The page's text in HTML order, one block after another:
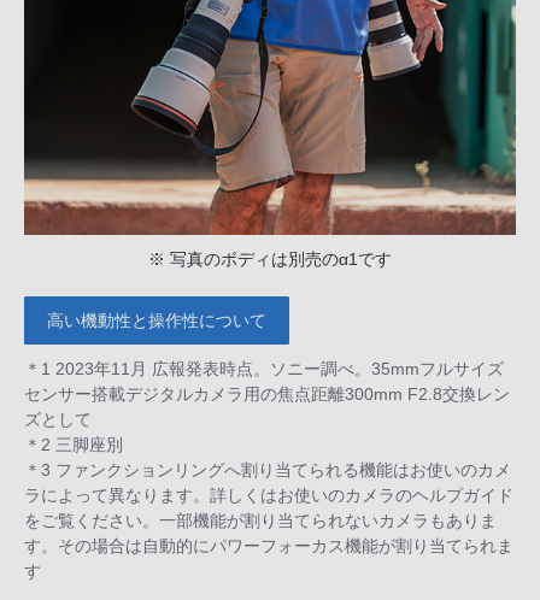
※ 写真のボディは別売のα1です
高い機動性と操作性について
＊1 2023年11月 広報発表時点。ソニー調べ。35mmフルサイズ
センサー搭載デジタルカメラ用の焦点距離300mm F2.8交換レン
ズとして
＊2 三脚座別
＊3 ファンクションリングへ割り当てられる機能はお使いのカメ
ラによって異なります。詳しくはお使いのカメラのヘルプガイド
をご覧ください。一部機能が割り当てられないカメラもありま
す。その場合は自動的にパワーフォーカス機能が割り当てられま
す